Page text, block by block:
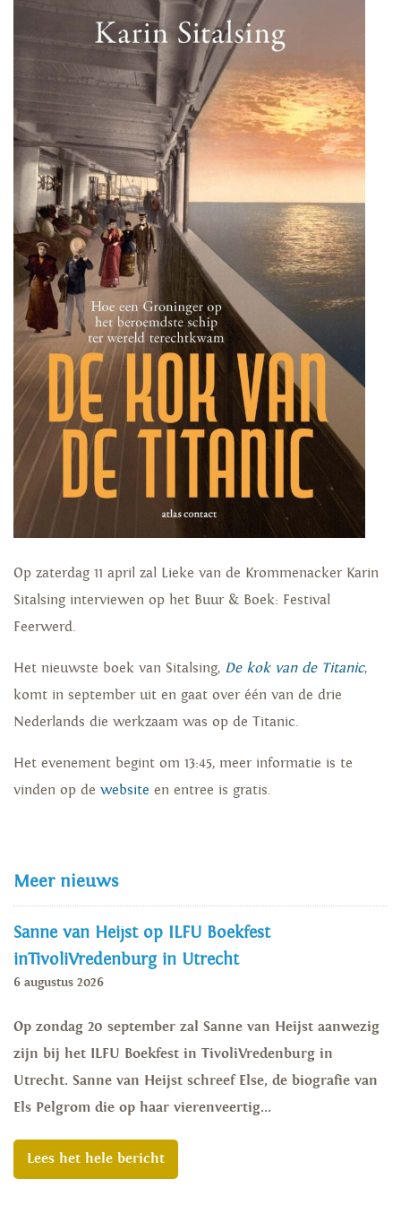
Op zaterdag 11 april zal Lieke van de Krommenacker Karin
Sitalsing interviewen op het Buur & Boek: Festival
Feerwerd.
Het nieuwste boek van Sitalsing, De kok van de Titanic,
komt in september uit en gaat over één van de drie
Nederlands die werkzaam was op de Titanic.
Het evenement begint om 13:45, meer informatie is te
vinden op de website en entree is gratis.
Meer nieuws
Sanne van Heijst op ILFU Boekfest
inTivoliVredenburg in Utrecht
6 augustus 2026
Op zondag 20 september zal Sanne van Heijst aanwezig
zijn bij het ILFU Boekfest in TivoliVredenburg in
Utrecht. Sanne van Heijst schreef Else, de biografie van
Els Pelgrom die op haar vierenveertig...
Lees het hele bericht